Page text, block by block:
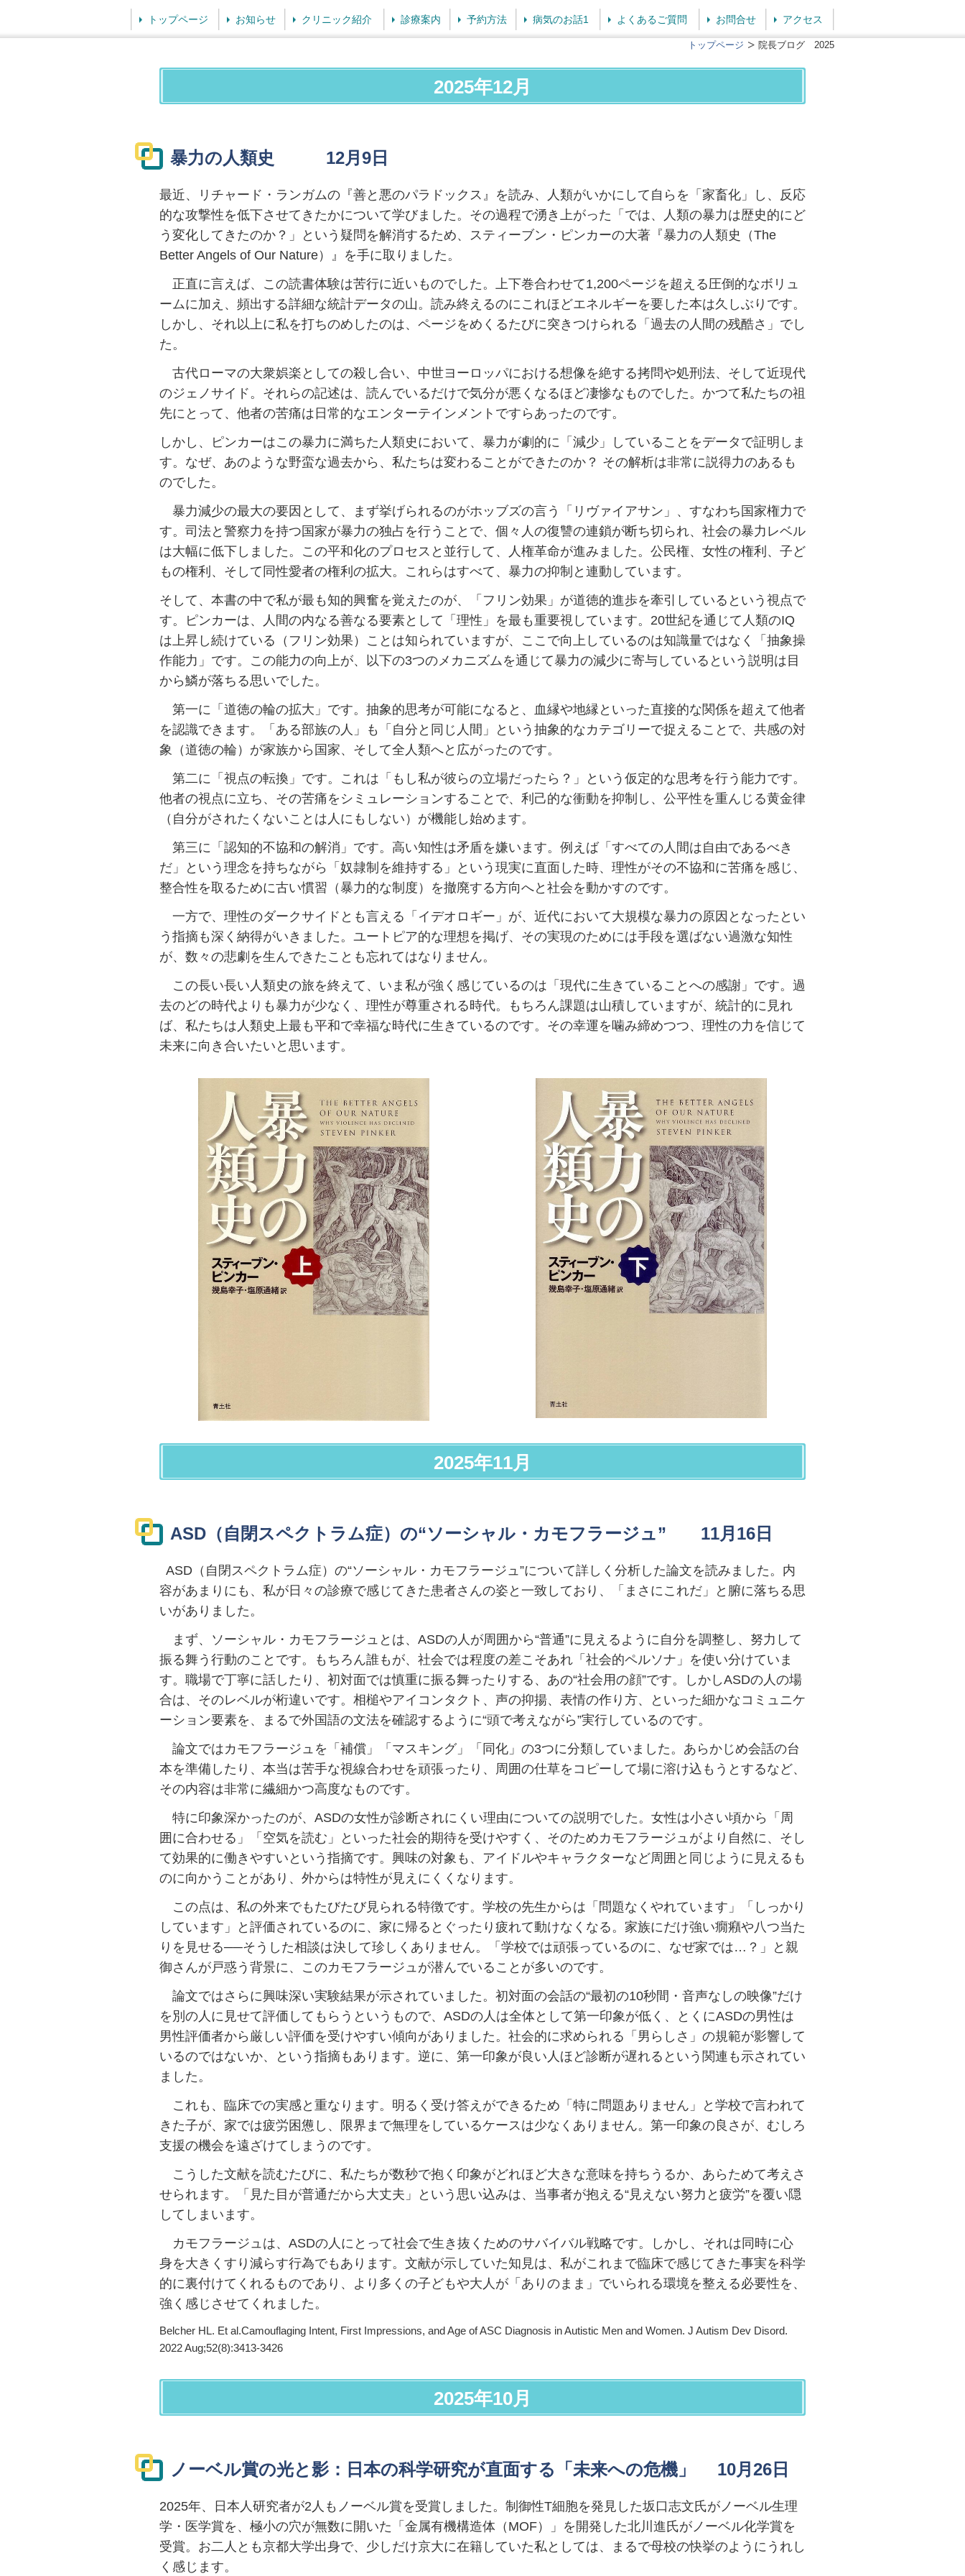
トップページ お知らせ クリニック紹介 診療案内 予約方法 病気のお話1 よくあるご質問 お問合せ アクセス
トップページ 院長ブログ 2025
2025年12月
暴力の人類史 12月9日
最近、リチャード・ランガムの『善と悪のパラドックス』を読み、人類がいかにして自らを「家畜化」し、反応
的な攻撃性を低下させてきたかについて学びました。その過程で湧き上がった「では、人類の暴力は歴史的にど
う変化してきたのか？」という疑問を解消するため、スティーブン・ピンカーの大著『暴力の人類史（The
Better Angels of Our Nature）』を手に取りました。
正直に言えば、この読書体験は苦行に近いものでした。上下巻合わせて1,200ページを超える圧倒的なボリュ
ームに加え、頻出する詳細な統計データの山。読み終えるのにこれほどエネルギーを要した本は久しぶりです。
しかし、それ以上に私を打ちのめしたのは、ページをめくるたびに突きつけられる「過去の人間の残酷さ」でし
た。
古代ローマの大衆娯楽としての殺し合い、中世ヨーロッパにおける想像を絶する拷問や処刑法、そして近現代
のジェノサイド。それらの記述は、読んでいるだけで気分が悪くなるほど凄惨なものでした。かつて私たちの祖
先にとって、他者の苦痛は日常的なエンターテインメントですらあったのです。
しかし、ピンカーはこの暴力に満ちた人類史において、暴力が劇的に「減少」していることをデータで証明しま
す。なぜ、あのような野蛮な過去から、私たちは変わることができたのか？ その解析は非常に説得力のあるも
のでした。
暴力減少の最大の要因として、まず挙げられるのがホッブズの言う「リヴァイアサン」、すなわち国家権力で
す。司法と警察力を持つ国家が暴力の独占を行うことで、個々人の復讐の連鎖が断ち切られ、社会の暴力レベル
は大幅に低下しました。この平和化のプロセスと並行して、人権革命が進みました。公民権、女性の権利、子ど
もの権利、そして同性愛者の権利の拡大。これらはすべて、暴力の抑制と連動しています。
そして、本書の中で私が最も知的興奮を覚えたのが、「フリン効果」が道徳的進歩を牽引しているという視点で
す。
ピンカーは、人間の内なる善なる要素として「理性」を最も重要視しています。20世紀を通じて人類のIQ
は上昇し続けている（フリン効果）ことは知られていますが、ここで向上しているのは知識量ではなく「抽象操
作能力」です。この能力の向上が、以下の3つのメカニズムを通じて暴力の減少に寄与しているという説明は目
から鱗が落ちる思いでした。
第一に「道徳の輪の拡大」です。抽象的思考が可能になると、血縁や地縁といった直接的な関係を超えて他者
を認識できます。「ある部族の人」も「自分と同じ人間」という抽象的なカテゴリーで捉えることで、共感の対
象（道徳の輪）が家族から国家、そして全人類へと広がったのです。
第二に「視点の転換」です。これは「もし私が彼らの立場だったら？」という仮定的な思考を行う能力です。
他者の視点に立ち、その苦痛をシミュレーションすることで、利己的な衝動を抑制し、公平性を重んじる黄金律
（自分がされたくないことは人にもしない）が機能し始めます。
第三に「認知的不協和の解消」です。高い知性は矛盾を嫌います。例えば「すべての人間は自由であるべき
だ」という理念を持ちながら「奴隷制を維持する」という現実に直面した時、理性がその不協和に苦痛を感じ、
整合性を取るために古い慣習（暴力的な制度）を撤廃する方向へと社会を動かすのです。
一方で、理性のダークサイドとも言える「イデオロギー」が、近代において大規模な暴力の原因となったとい
う指摘も深く納得がいきました。ユートピア的な理想を掲げ、その実現のためには手段を選ばない過激な知性
が、数々の悲劇を生んできたことも忘れてはなりません。
この長い長い人類史の旅を終えて、いま私が強く感じているのは「現代に生きていることへの感謝」です。過
去のどの時代よりも暴力が少なく、理性が尊重される時代。もちろん課題は山積していますが、統計的に見れ
ば、私たちは人類史上最も平和で幸福な時代に生きているのです。その幸運を噛み締めつつ、理性の力を信じて
未来に向き合いたいと思います。
2025年11月
ASD（自閉スペクトラム症）の“ソーシャル・カモフラージュ” 11月16日
ASD（自閉スペクトラム症）の“ソーシャル・カモフラージュ”について詳しく分析した論文を読みました。内
容があまりにも、私が日々の診療で感じてきた患者さんの姿と一致しており、「まさにこれだ」と腑に落ちる思
いがありました。
まず、ソーシャル・カモフラージュとは、ASDの人が周囲から“普通”に見えるように自分を調整し、努力して
振る舞う行動のことです。もちろん誰もが、社会では程度の差こそあれ「社会的ペルソナ」を使い分けていま
す。職場で丁寧に話したり、初対面では慎重に振る舞ったりする、あの“社会用の顔”です。しかしASDの人の場
合は、そのレベルが桁違いです。相槌やアイコンタクト、声の抑揚、表情の作り方、といった細かなコミュニケ
ーション要素を、まるで外国語の文法を確認するように“頭で考えながら”実行しているのです。
論文ではカモフラージュを「補償」「マスキング」「同化」の3つに分類していました。あらかじめ会話の台
本を準備したり、本当は苦手な視線合わせを頑張ったり、周囲の仕草をコピーして場に溶け込もうとするなど、
その内容は非常に繊細かつ高度なものです。
特に印象深かったのが、ASDの女性が診断されにくい理由についての説明でした。女性は小さい頃から「周
囲に合わせる」「空気を読む」といった社会的期待を受けやすく、そのためカモフラージュがより自然に、そし
て効果的に働きやすいという指摘です。興味の対象も、アイドルやキャラクターなど周囲と同じように見えるも
のに向かうことがあり、外からは特性が見えにくくなります。
この点は、私の外来でもたびたび見られる特徴です。学校の先生からは「問題なくやれています」「しっかり
しています」と評価されているのに、家に帰るとぐったり疲れて動けなくなる。家族にだけ強い癇癪や八つ当た
りを見せる──そうした相談は決して珍しくありません。「学校では頑張っているのに、なぜ家では…？」と親
御さんが戸惑う背景に、このカモフラージュが潜んでいることが多いのです。
論文ではさらに興味深い実験結果が示されていました。初対面の会話の“最初の10秒間・音声なしの映像”だけ
を別の人に見せて評価してもらうというもので、ASDの人は全体として第一印象が低く、とくにASDの男性は
男性評価者から厳しい評価を受けやすい傾向がありました。社会的に求められる「男らしさ」の規範が影響して
いるのではないか、という指摘もあります。逆に、第一印象が良い人ほど診断が遅れるという関連も示されてい
ました。
これも、臨床での実感と重なります。明るく受け答えができるため「特に問題ありません」と学校で言われて
きた子が、家では疲労困憊し、限界まで無理をしているケースは少なくありません。第一印象の良さが、むしろ
支援の機会を遠ざけてしまうのです。
こうした文献を読むたびに、私たちが数秒で抱く印象がどれほど大きな意味を持ちうるか、あらためて考えさ
せられます。「見た目が普通だから大丈夫」という思い込みは、当事者が抱える“見えない努力と疲労”を覆い隠
してしまいます。
カモフラージュは、ASDの人にとって社会で生き抜くためのサバイバル戦略です。しかし、それは同時に心
身を大きくすり減らす行為でもあります。文献が示していた知見は、私がこれまで臨床で感じてきた事実を科学
的に裏付けてくれるものであり、より多くの子どもや大人が「ありのまま」でいられる環境を整える必要性を、
強く感じさせてくれました。
Belcher HL. Et al.Camouflaging Intent, First Impressions, and Age of ASC Diagnosis in Autistic Men and Women. J Autism Dev Disord.
2022 Aug;52(8):3413-3426
2025年10月
ノーベル賞の光と影：日本の科学研究が直面する「未来への危機」 10月26日
2025年、日本人研究者が2人もノーベル賞を受賞しました。制御性T細胞を発見した坂口志文氏がノーベル生理
学・医学賞を、極小の穴が無数に開いた「金属有機構造体（MOF）」を開発した北川進氏がノーベル化学賞を
受賞。お二人とも京都大学出身で、少しだけ京大に在籍していた私としては、まるで母校の快挙のようにうれし
く感じます。